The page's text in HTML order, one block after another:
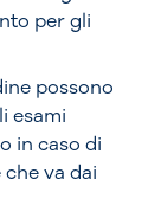
per gli
possono
esami
in caso di
va dai